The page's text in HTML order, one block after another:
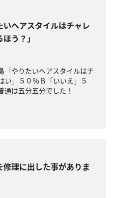
いヘアスタイルはチャレ
う？」
「やりたいヘアスタイルはチ
い」５０％Ｂ「いいえ」５
通は五分五分でした！
修理に出した事がありま